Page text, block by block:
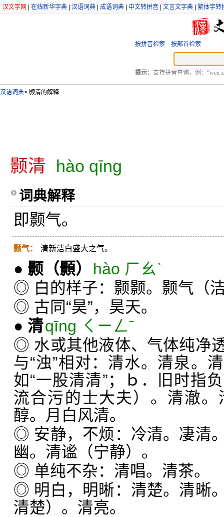
汉文学网 在线新华字典 汉语词典 成语词典 中文转拼音 文言文字典 繁体字转
按拼音检索 按部首检索
提示： 支持拼音查询，例：“wen
汉语词典> 颢清的解释
颢清 hào qīng
词典解释
即颢气。
颢气： 清新洁白盛大之气。
● 颢 （顥）
hào ㄏㄠˋ
◎ 白的样子：颢颢。颢气（
◎ 古同“昊”，昊天。
● 清qīng ㄑㄧㄥˉ
◎ 水或其他液体、气体纯净
与“浊”相对：清水。清泉。
如“一股清清”；ｂ．旧时指
流合污的士大夫）。清澈
醇。月白风清。
◎ 安静，不烦：冷清。凄清
幽。清谧（宁静）。
◎ 单纯不杂：清唱。清茶。
◎ 明白，明晰：清楚。清晰
清楚）。清亮。